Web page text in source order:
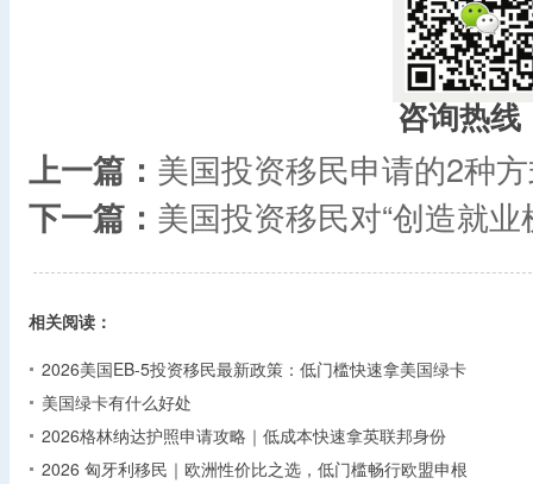
咨询热线
上一篇： 美国投资移民申请的2种
下一篇： 美国投资移民对“创造就业
相关阅读：
2026美国EB-5投资移民最新政策：低门槛快速拿美国绿卡
美国绿卡有什么好处
2026格林纳达护照申请攻略｜低成本快速拿英联邦身份
2026 匈牙利移民｜欧洲性价比之选，低门槛畅行欧盟申根